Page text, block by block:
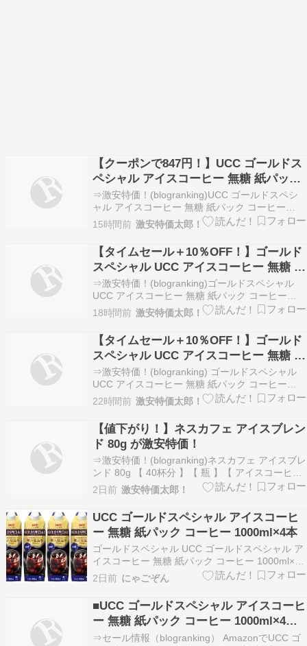
【クーポンで847円！】UCC ゴールドス
ペシャル アイスコーヒー 無糖 紙パック
コーヒー 1000ml×4本が激安特価！
⇒激安特価！(blogranking)UCC ゴールドスペシ
ャル アイスコーヒー 無糖 紙パック コーヒー
1000ml×4本が激安特価！941円！さらに
10％OFFクーポン！（記事作成時点の価格）定期
便で追加割引！※タイトルの価格は定期便おトク
便で購入時の価格です。※プライム会…
15時間前 激安特価太郎！
【タイムセール＋10％OFF！】ゴールド
スペシャル UCC アイスコーヒー 無糖 紙
パック コーヒー 1000ml×12本が激安特
価！
⇒激安特価！(blogranking)ゴールドスペシャル
UCC アイスコーヒー 無糖 紙パック コーヒー
1000ml×12本が激安特価！タイムセールにて激安
特価 3000円！さらに10％OFFクーポン！定期便
で追加割引！●楽天市場で同じアイテムを探す
●Yahoo!ショッピング…
18時間前 激安特価太郎！
【タイムセール＋10％OFF！】ゴールド
スペシャル UCC アイスコーヒー 無糖 紙
パック コーヒー 1000ml×12本が激安特
価！
⇒激安特価！(blogranking) ゴールドスペシャル
UCC アイスコーヒー 無糖 紙パック コーヒー
1000ml×12本が激安特価！ タイムセールにて激
安特価 3000円！さらに10％OFFクーポン！定期
便で追加割引！●楽天市場で同じアイテムを探す
●Yahoo!ショッピ…
22時間前 激安特価太郎！
【値下がり！】ネスカフェ アイスブレン
ド 80g が激安特価！
⇒激安特価！(blogranking)ネスカフェ アイスブレ
ンド 80g 【 40杯分 】【 瓶 】【 アイスコーヒー
】【 ブラックコーヒー 】【 インスタント 】が激
安特価！872円！（記事作成時点の価格）定期便
で追加割引！※タイトルの価格は定期便おトク便
で購入時の価格です。…
2日前 激安特価太郎！
UCC ゴールドスペシャル アイスコーヒ
ー 無糖 紙パック コーヒー 1000ml×4本
ゴールドスペシャル UCC ゴールドスペシャル ア
イスコーヒー 無糖 紙パック コーヒー 1000ml×4
本 食品・飲料・お酒 ゴールドスペシャル UCC ゴ
ールドスペシャル アイスコーヒー 無糖 紙パック
コーヒー 1000ml×4本 食品・飲料・お酒 Amazon
の情報 過…
2日前 にゃごぞん
■UCC ゴールドスペシャル アイスコーヒ
ー 無糖 紙パック コーヒー 1000ml×4本
847円
⇒セール情報（blogranking） AmazonでUCC ゴ